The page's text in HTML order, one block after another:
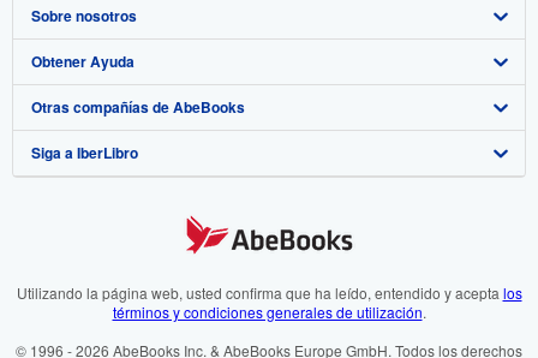
Colecciones
Mi cuenta
Mis pedidos
Ver carrito
Comenzar a vender
Únase a nuestro programa de afiliados
Recomiende un vendedor
Sobre nosotros
Sobre IberLibro
Medios
Empleo
Preferencias de cookies
Aviso de cookies
Obtener Ayuda
Preguntas frecuentes y guías
Atención al Cliente
Otras compañías de AbeBooks
AbeBooks.com
AbeBooks.fr
Siga a IberLibro
Utilizando la página web, usted confirma que ha leído, entendido y acepta los
términos y condiciones generales de utilización.
© 1996 - 2026 AbeBooks Inc. & AbeBooks Europe GmbH. Todos los derechos